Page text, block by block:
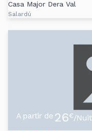
Casa Major Dera Val
Salardú
A partir de 26€/Nuit